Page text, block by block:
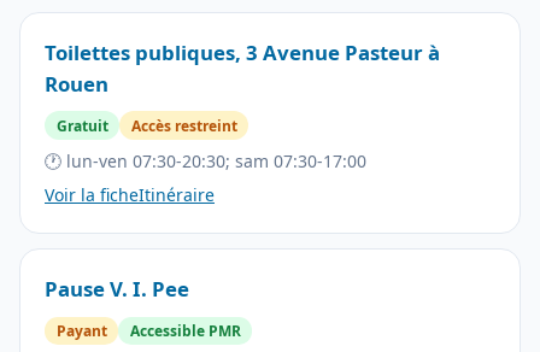
Toilettes publiques, 3 Avenue Pasteur à
Rouen
Gratuit Accès restreint
🕐 lun-ven 07:30-20:30; sam 07:30-17:00
Voir la ficheItinéraire
Pause V. I. Pee
Payant Accessible PMR